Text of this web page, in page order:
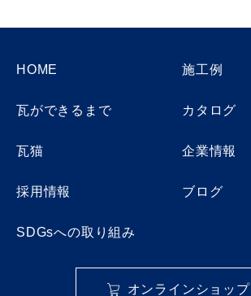
HOME 施工例
瓦ができるまで カタログ
瓦猫 企業情報
採用情報 ブログ
SDGsへの取り組み
オンラインショップ